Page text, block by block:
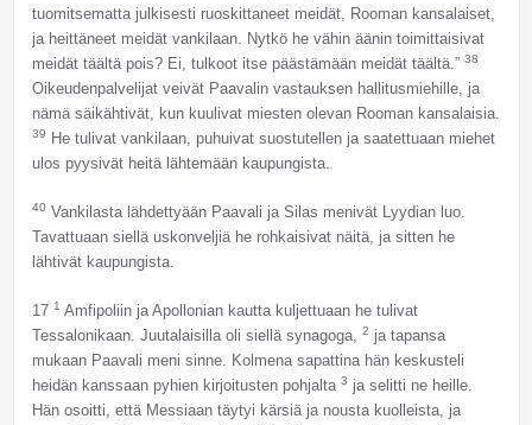
tuomitsematta julkisesti ruoskittaneet meidät, Rooman kansalaiset,
ja heittäneet meidät vankilaan. Nytkö he vähin äänin toimittaisivat
meidät täältä pois? Ei, tulkoot itse päästämään meidät täältä.” 38
Oikeudenpalvelijat veivät Paavalin vastauksen hallitusmiehille, ja
nämä säikähtivät, kun kuulivat miesten olevan Rooman kansalaisia.
39
He tulivat vankilaan, puhuivat suostutellen ja saatettuaan miehet
ulos pyysivät heitä lähtemään kaupungista.
40 Vankilasta lähdettyään Paavali ja Silas menivät Lyydian luo.
Tavattuaan siellä uskonveljiä he rohkaisivat näitä, ja sitten he
lähtivät kaupungista.
17 1 Amfipoliin ja Apollonian kautta kuljettuaan he tulivat
Tessalonikaan. Juutalaisilla oli siellä synagoga, 2 ja tapansa
mukaan Paavali meni sinne. Kolmena sapattina hän keskusteli
heidän kanssaan pyhien kirjoitusten pohjalta 3 ja selitti ne heille.
Hän osoitti, että Messiaan täytyi kärsiä ja nousta kuolleista, ja